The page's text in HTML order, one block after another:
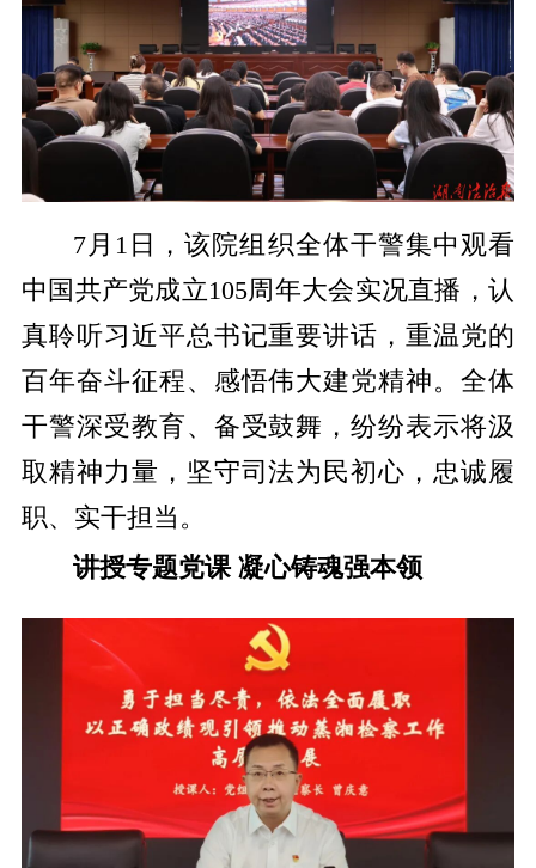
7月1日，该院组织全体干警集中观看
中国共产党成立105周年大会实况直播，认
真聆听习近平总书记重要讲话，重温党的
百年奋斗征程、感悟伟大建党精神。全体
干警深受教育、备受鼓舞，纷纷表示将汲
取精神力量，坚守司法为民初心，忠诚履
职、实干担当。
讲授专题党课 凝心铸魂强本领